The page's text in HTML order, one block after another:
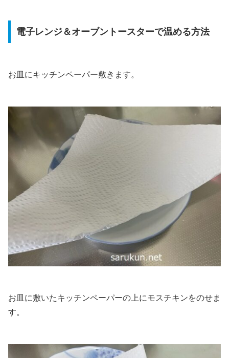
電子レンジ＆オーブントースターで温める方法
お皿にキッチンペーパー敷きます。
お皿に敷いたキッチンペーパーの上にモスチキンをのせま
す。